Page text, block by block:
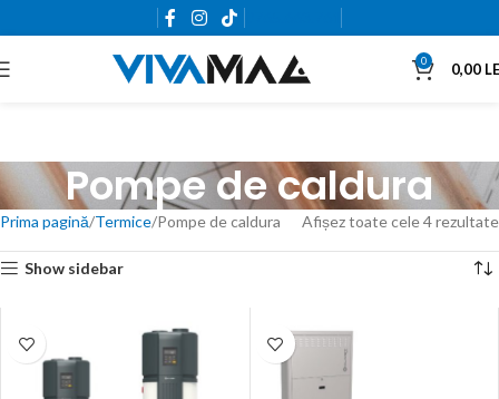
0 0,00
Pompe de caldura
Prima pagină Termice Pompe de caldura Afișez toate cele 4 rezultate
Show sidebar